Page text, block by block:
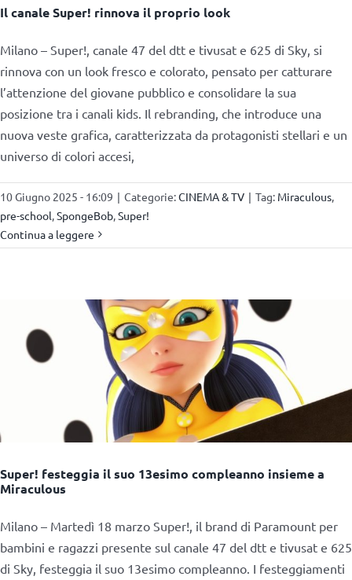
Il canale Super! rinnova il proprio look
Milano – Super!, canale 47 del dtt e tivusat e 625 di Sky, si
rinnova con un look fresco e colorato, pensato per catturare
l’attenzione del giovane pubblico e consolidare la sua
posizione tra i canali kids. Il rebranding, che introduce una
nuova veste grafica, caratterizzata da protagonisti stellari e un
universo di colori accesi,
10 Giugno 2025 - 16:09 | Categorie:CINEMA & TV | Tag: Miraculous
pre-school SpongeBob Super!
Continua a leggere
Super! festeggia il suo 13esimo compleanno insieme a
Miraculous
Milano – Martedì 18 marzo Super!, il brand di Paramount per
bambini e ragazzi presente sul canale 47 del dtt e tivusat e 625
di Sky, festeggia il suo 13esimo compleanno. I festeggiamenti